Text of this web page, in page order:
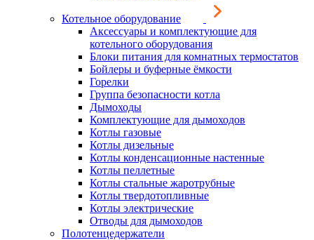
Котельное оборудование
Аксессуары и комплектующие для
котельного оборудования
Блоки питания для комнатных термостатов
Бойлеры и буферные ёмкости
Горелки
Группа безопасности котла
Дымоходы
Комплектующие для дымоходов
Котлы газовые
Котлы дизельные
Котлы конденсационные настенные
Котлы пеллетные
Котлы стальные жаротрубные
Котлы твердотопливные
Котлы электрические
Отводы для дымоходов
Полотенцедержатели